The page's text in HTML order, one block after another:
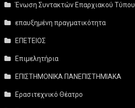
Ένωση Συντακτών Επαρχιακού Τύπου
επαυξημένη πραγματικότητα
ΕΠΕΤΕΙΟΣ
Επιμελητήρια
ΕΠΙΣΤΗΜΟΝΙΚΑ ΠΑΝΕΠΙΣΤΗΜΙΑΚΑ
Ερασιτεχνικό Θέατρο